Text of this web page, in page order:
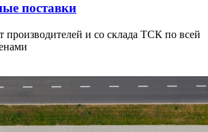
поставки
производителей и со склада ТСК по всей